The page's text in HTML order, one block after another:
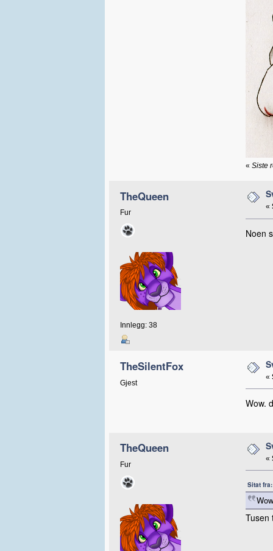
« Siste
TheQueen
Fur
Innlegg: 38
«
Noen
TheSilentFox
Gjest
«
Wow.
TheQueen
Fur
«
Sitat